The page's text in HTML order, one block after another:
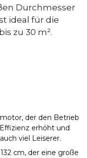
Durchmesser
ideal für die
zu 30 m².
der den Betrieb
erhöht und
viel Leiserer.
cm, der eine große